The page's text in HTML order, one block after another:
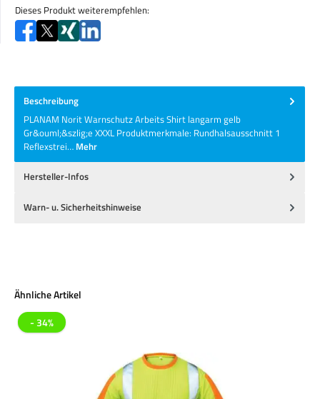
Dieses Produkt weiterempfehlen:
Beschreibung
PLANAM Norit Warnschutz Arbeits Shirt langarm gelb
Gr&ouml;&szlig;e XXXL Produktmerkmale: Rundhalsausschnitt 1
Reflexstrei… Mehr
Hersteller-Infos
Warn- u. Sicherheitshinweise
Produktgalerie überspringen
Ähnliche Artikel
- 34%